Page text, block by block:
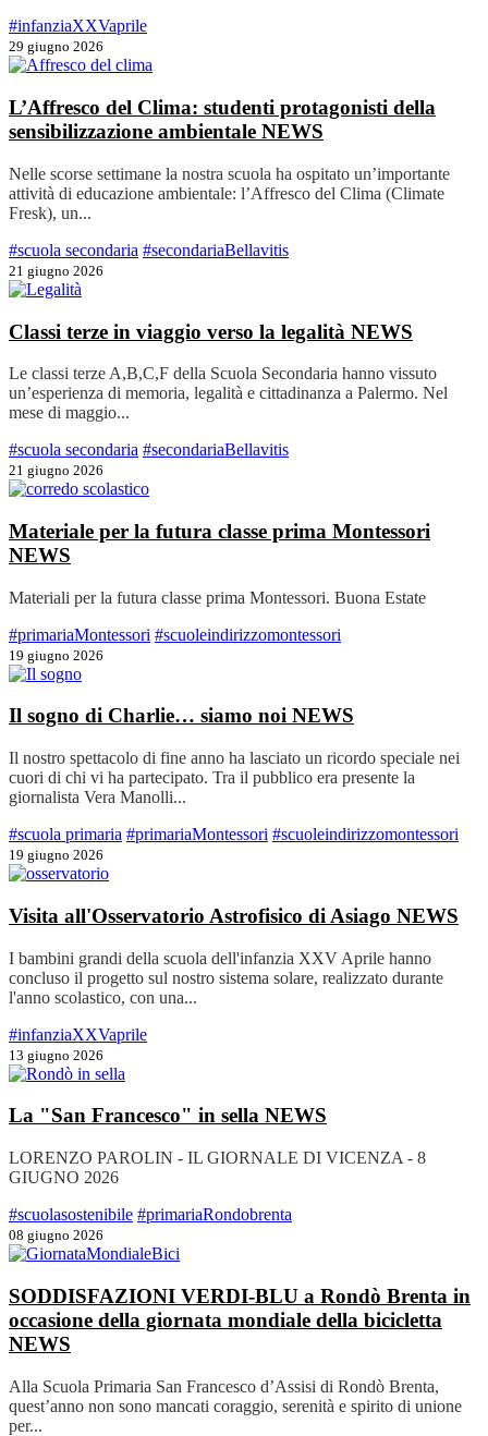
#infanziaXXVaprile
29 giugno 2026
L’Affresco del Clima: studenti protagonisti della
sensibilizzazione ambientale NEWS
Nelle scorse settimane la nostra scuola ha ospitato un’importante
attività di educazione ambientale: l’Affresco del Clima (Climate
Fresk), un...
#scuola secondaria #secondariaBellavitis
21 giugno 2026
Classi terze in viaggio verso la legalità NEWS
Le classi terze A,B,C,F della Scuola Secondaria hanno vissuto
un’esperienza di memoria, legalità e cittadinanza a Palermo. Nel
mese di maggio...
#scuola secondaria #secondariaBellavitis
21 giugno 2026
Materiale per la futura classe prima Montessori
NEWS
Materiali per la futura classe prima Montessori. Buona Estate
#primariaMontessori #scuoleindirizzomontessori
19 giugno 2026
Il sogno di Charlie… siamo noi NEWS
Il nostro spettacolo di fine anno ha lasciato un ricordo speciale nei
cuori di chi vi ha partecipato. Tra il pubblico era presente la
giornalista Vera Manolli...
#scuola primaria #primariaMontessori #scuoleindirizzomontessori
19 giugno 2026
Visita all'Osservatorio Astrofisico di Asiago NEWS
I bambini grandi della scuola dell'infanzia XXV Aprile hanno
concluso il progetto sul nostro sistema solare, realizzato durante
l'anno scolastico, con una...
#infanziaXXVaprile
13 giugno 2026
La "San Francesco" in sella NEWS
LORENZO PAROLIN - IL GIORNALE DI VICENZA - 8
GIUGNO 2026
#scuolasostenibile #primariaRondobrenta
08 giugno 2026
SODDISFAZIONI VERDI-BLU a Rondò Brenta in
occasione della giornata mondiale della bicicletta
NEWS
Alla Scuola Primaria San Francesco d’Assisi di Rondò Brenta,
quest’anno non sono mancati coraggio, serenità e spirito di unione
per...